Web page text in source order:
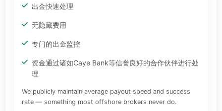
出金快速处理
无隐藏费用
专门的出金监控
资金通过诸如Caye Bank等信誉良好的合作伙伴进行处
理
We publicly maintain average payout speed and success
rate — something most offshore brokers never do.